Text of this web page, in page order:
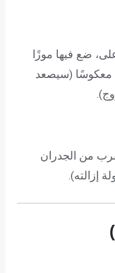
ضع فيها موزًا
معكوسًا (سيصعد
من الجدران
إزالته).